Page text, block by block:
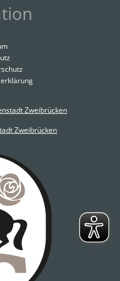
Zweibrücken
Zweibrücken